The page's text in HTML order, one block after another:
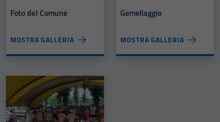
Foto del Comune
MOSTRA GALLERIA
Gemellaggio
MOSTRA GALLERIA